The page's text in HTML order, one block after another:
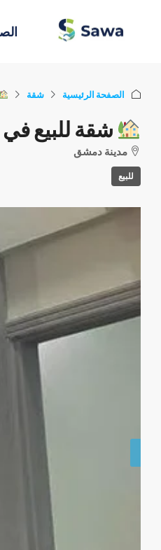
الصفحة الرئيسية شقة
شقة للبيع
مدينة دمشق
للبيع